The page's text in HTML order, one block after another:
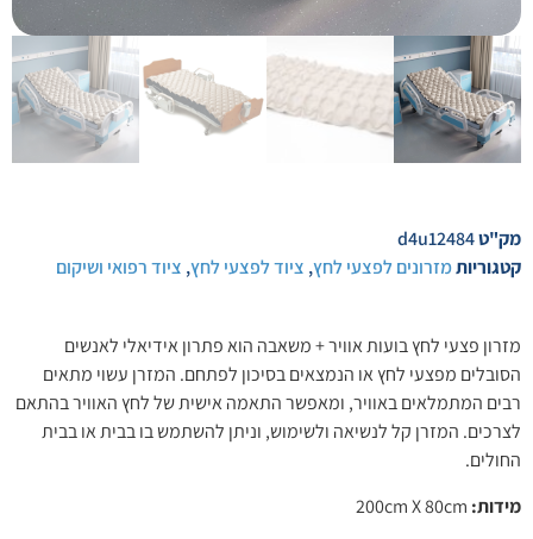
מק"טd4u12484
קטגוריותמזרונים לפצעי לחץ, ציוד לפצעי לחץ, ציוד רפואי ושיקום
מזרון פצעי לחץ בועות אוויר + משאבה הוא פתרון אידיאלי לאנשים
הסובלים מפצעי לחץ או הנמצאים בסיכון לפתחם. המזרן עשוי מתאים
רבים המתמלאים באוויר, ומאפשר התאמה אישית של לחץ האוויר בהתאם
לצרכים. המזרן קל לנשיאה ולשימוש, וניתן להשתמש בו בבית או בבית
החולים.
מידות: 200cm X 80cm